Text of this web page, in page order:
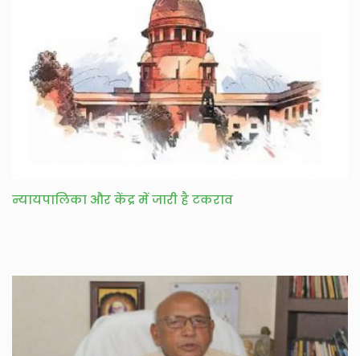
न्यायपालिका और केंद्र में जारी है टकराव